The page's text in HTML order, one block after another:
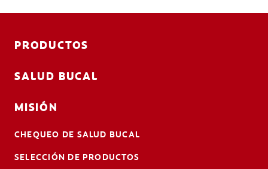
PRODUCTOS
SALUD BUCAL
MISIÓN
CHEQUEO DE SALUD BUCAL
SELECCIÓN DE PRODUCTOS